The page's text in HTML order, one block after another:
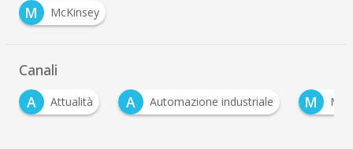
M
McKinsey
Canali
A Automazione industriale M Meccatronica